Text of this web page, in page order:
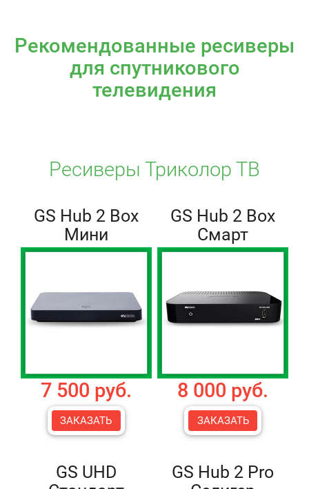
Рекомендованные ресиверы
для спутникового
телевидения
Ресиверы Триколор ТВ
GS Hub 2 Box
Мини
7 500 руб.
ЗАКАЗАТЬ
GS Hub 2 Box
Смарт
8 000 руб.
ЗАКАЗАТЬ
GS UHD
GS Hub 2 Pro